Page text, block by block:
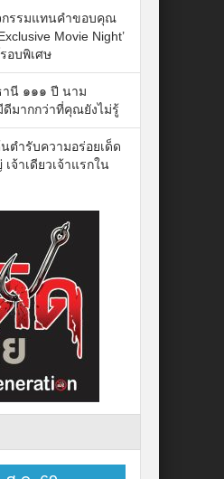
กรรมแทนคำขอบคุณ
Movie Night’
อบพิเศษ
านี ๑๑๑ ปี นาม
ดีมากกว่าที่คุณยังไม่รู้
ตำรับความอร่อยเด็ด
จ้าเดียวเจ้าแรกใน